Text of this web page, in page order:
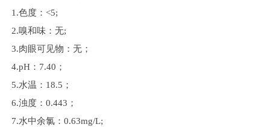
1.色度：<5;
2.嗅和味：无;
3.肉眼可见物：无；
4.pH：7.40；
5.水温：18.5；
6.浊度：0.443；
7.水中余氯：0.63mg/L;